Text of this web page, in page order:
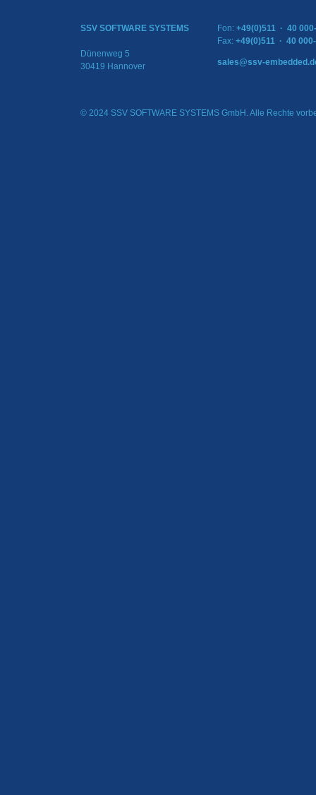
SSV SOFTWARE SYSTEMS
Dünenweg 5
30419 Hannover
Fon: +49(0)511 · 40
Fax: +49(0)511 · 40
sales@ssv-
© 2024 SSV SOFTWARE SYSTEMS GmbH. Alle Rechte